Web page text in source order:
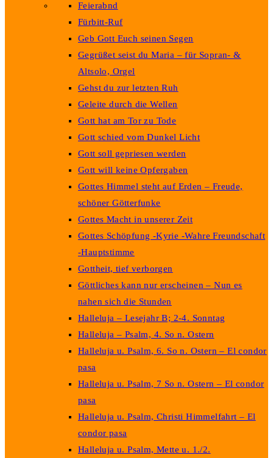
Feierabnd
Fürbitt-Ruf
Geb Gott Euch seinen Segen
Gegrüßet seist du Maria – für Sopran- &
Altsolo, Orgel
Gehst du zur letzten Ruh
Geleite durch die Wellen
Gott hat am Tor zu Tode
Gott schied vom Dunkel Licht
Gott soll gepriesen werden
Gott will keine Opfergaben
Gottes Himmel steht auf Erden – Freude,
schöner Götterfunke
Gottes Macht in unserer Zeit
Gottes Schöpfung -Kyrie -Wahre Freundschaft
-Hauptstimme
Gottheit, tief verborgen
Göttliches kann nur erscheinen – Nun es
nahen sich die Stunden
Halleluja – Lesejahr B; 2-4. Sonntag
Halleluja – Psalm, 4. So n. Ostern
Halleluja u. Psalm, 6. So n. Ostern – El condor
pasa
Halleluja u. Psalm, 7 So n. Ostern – El condor
pasa
Halleluja u. Psalm, Christi Himmelfahrt – El
condor pasa
Halleluja u. Psalm, Mette u. 1./2.